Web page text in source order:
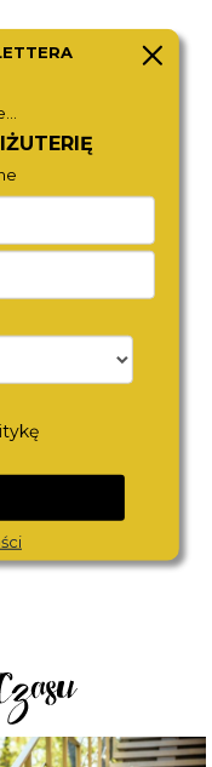
1 090,-
NJ0210-56A